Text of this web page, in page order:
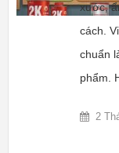
xước,
cách.
chuẩn
phẩm.
2